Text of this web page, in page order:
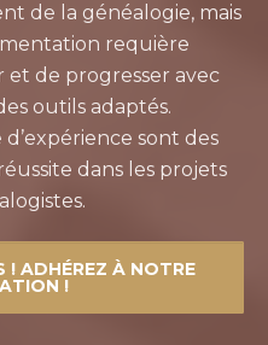
de la généalogie, mais
requière
et de progresser avec
outils adaptés.
sont des
dans les projets
! ADHÉREZ À NOTRE
!